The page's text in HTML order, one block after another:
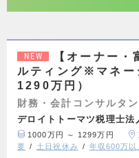
NEW
【オーナー
ルティング※マネー
1290万円）
財務・会計コンサルタン
デロイトトーマツ税理士法
1000万円 ～ 1299万円
要
土日祝休み 年収600万以